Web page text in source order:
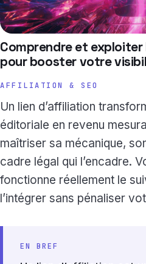
Comprendre et exploiter
pour booster votre
AFFILIATION & SEO
Un lien d’affiliation
éditoriale en revenu
maîtriser sa mécanique,
cadre légal qui l’encadre.
fonctionne réellement le
l’intégrer sans pénaliser
EN BREF